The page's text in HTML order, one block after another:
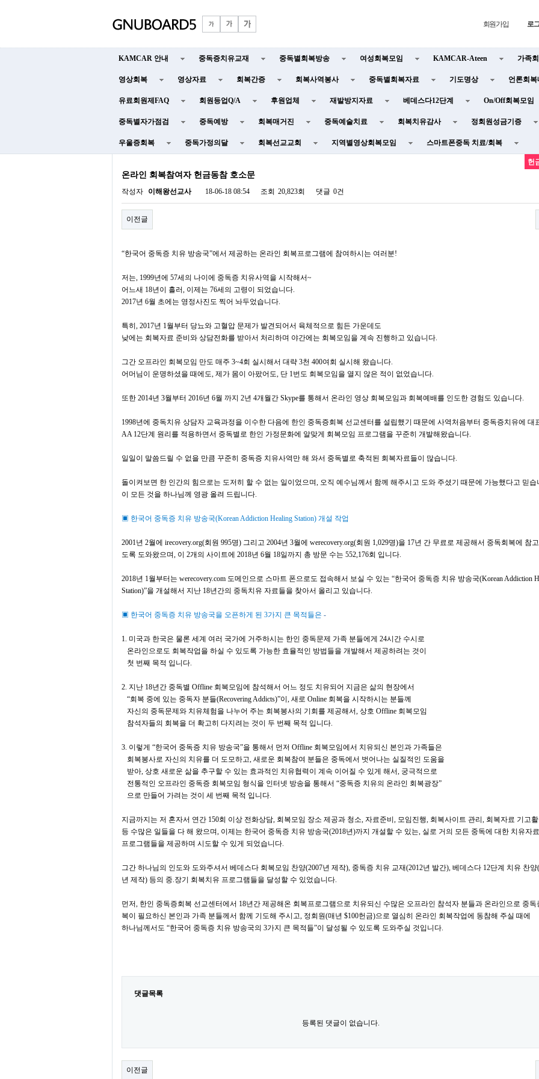
회원가입 로
KAMCAR 안내 중독증치유교재 중독별회복방송 여성회복모임 KAMCAR-Ateen 가족
영상회복 영상자료 회복간증 회복사역봉사 중독별회복자료 기도명상 언론회복
유료회원제FAQ 회원등업Q/A 후원업체 재발방지자료 베데스다12단계 On/Off회복모임
중독별자가점검 중독예방 회복매거진 중독예술치료 회복치유감사 정회원성금기증
우울증회복 중독가정의달 회복선교교회 지역별영상회복모임 스마트폰중독 치료/회복
헌
온라인 회복참여자 헌금동참 호소문
작성자 이해왕선교사 18-06-18 08:54 조회 20,823회 댓글 0건
이전글
“한국어 중독증 치유 방송국”에서 제공하는 온라인 회복프로그램에 참여하시는 여러분!
저는, 1999년에 57세의 나이에 중독증 치유사역을 시작해서~
어느새 18년이 흘러, 이제는 76세의 고령이 되었습니다.
2017년 6월 초에는 영정사진도 찍어 놔두었습니다.
특히 , 2017년 1월부터 당뇨와 고혈압 문제가 발견되어서 육체적으로 힘든 가운데도
낮에는 회복자료 준비와 상담전화를 받아서 처리하며 야간에는 회복모임을 계속 진행하고 있습니다.
그간 오프라인 회복모임 만도 매주 3~4회 실시해서 대략 3천 400여회 실시해 왔습니다.
어머님이 운명하셨을 때에도, 제가 몸이 아팠어도, 단 1번도 회복모임을 열지 않은 적이 없었습니다.
또한 2014년 3월부터 2016년 6월 까지 2년 4개월간 Skype를 통해서 온라인 영상 회복모임과 회복예배를 인도한 경험도 있습니다.
1998년에 중독치유 상담자 교육과정을 이수한 다음에 한인 중독증회복 선교센터를 설립했기 때문에 사역처음부터 중독증치유에 대
AA 12단계 원리를 적용하면서 중독별로 한인 가정문화에 알맞게 회복모임 프로그램을 꾸준히 개발해왔습니다.
일일이 말씀드릴 수 없을 만큼 꾸준히 중독증 치유사역만 해 와서 중독별로 축적된 회복자료들이 많습니다.
돌이켜보면 한 인간의 힘으로는 도저히 할 수 없는 일이었으며, 오직 예수님께서 함께 해주시고 도와 주셨기 때문에 가능했다고 믿습
이 모든 것을 하나님께 영광 올려 드립니다.
▣ 한국어 중독증 치유 방송국(Korean Addiction Healing Station) 개설 작업
2001년 2월에 irecovery.org(회원 995명) 그리고 2004년 3월에 werecovery.org(회원 1,029명)을 17년 간 무료로 제공해서 중독회복에 참고
도록 도와왔으며, 이 2개의 사이트에 2018년 6월 18일까지 총 방문 수는 552,176회 입니다.
2018년 1월부터는 werecovery.com 도메인으로 스마트 폰으로도 접속해서 보실 수 있는 “한국어 중독증 치유 방송국(Korean Addiction
Station)”을 개설해서 지난 18년간의 중독치유 자료들을 찾아서 올리고 있습니다.
▣ 한국어 중독증 치유 방송국을 오픈하게 된 3가지 큰 목적들은 -
1. 미국과 한국은 물론 세계 여러 국가에 거주하시는 한인 중독문제 가족 분들에게 24시간 수시로
온라인으로도 회복작업을 하실 수 있도록 가능한 효율적인 방법들을 개발해서 제공하려는 것이
첫 번째 목적 입니다.
2. 지난 18년간 중독별 Offline 회복모임에 참석해서 어느 정도 치유되어 지금은 삶의 현장에서
“회복 중에 있는 중독자 분들(Recovering Addicts)”이, 새로 Online 회복을 시작하시는 분들께
자신의 중독문제와 치유체험을 나누어 주는 회복봉사의 기회를 제공해서, 상호 Offline 회복모임
참석자들의 회복을 더 확고히 다지려는 것이 두 번째 목적 입니다.
3. 이렇게 “한국어 중독증 치유 방송국”을 통해서 먼저 Offline 회복모임에서 치유되신 본인과 가족들은
회복봉사로 자신의 치유를 더 도모하고, 새로운 회복참여 분들은 중독에서 벗어나는 실질적인 도움을
받아, 상호 새로운 삶을 추구할 수 있는 효과적인 치유협력이 계속 이어질 수 있게 해서, 궁극적으로
전통적인 오프라인 중독증 회복모임 형식을 인터넷 방송을 통해서 “중독증 치유의 온라인 회복광장”
으로 만들어 가려는 것이 세 번째 목적 입니다.
지금까지는 저 혼자서 연간 150회 이상 전화상담, 회복모임 장소 제공과 청소, 자료준비 , 모임진행, 회복사이트 관리 , 회복자료 기고
등 수많은 일들을 다 해 왔으며, 이제는 한국어 중독증 치유 방송국(2018년)까지 개설할 수 있는, 실로 거의 모든 중독에 대한 치유자
프로그램들을 제공하며 시도할 수 있게 되었습니다.
그간 하나님의 인도와 도와주셔서 베데스다 회복모임 찬양(2007년 제작), 중독증 치유 교재(2012년 발간), 베데스다 12단계 치유 찬양
년 제작) 등의 중.장기 회복치유 프로그램들을 달성할 수 있었습니다.
먼저, 한인 중독증회복 선교센터에서 18년간 제공해온 회복프로그램으로 치유되신 수많은 오프라인 참석자 분들과 온라인으로 중독
복이 필요하신 본인과 가족 분들께서 함께 기도해 주시고, 정회원(매년 $100헌금)으로 열심히 온라인 회복작업에 동참해 주실 때에
하나님께서도 “한국어 중독증 치유 방송국의 3가지 큰 목적들”이 달성될 수 있도록 도와주실 것입니다.
댓글목록
등록된 댓글이 없습니다.
이전글